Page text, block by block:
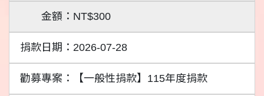
NT$300
2026-07-28
【一般性捐款】115年度捐款